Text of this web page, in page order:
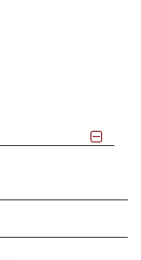
ANGESEHENE